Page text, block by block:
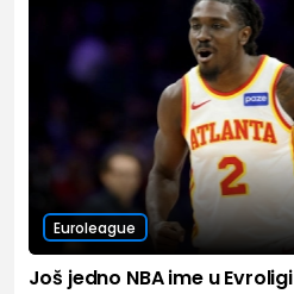
Euroleague
Još jedno NBA ime u Evroligi